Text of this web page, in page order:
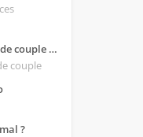
Est-ce qu'une thérapie de couple est efficace ?
couple
?